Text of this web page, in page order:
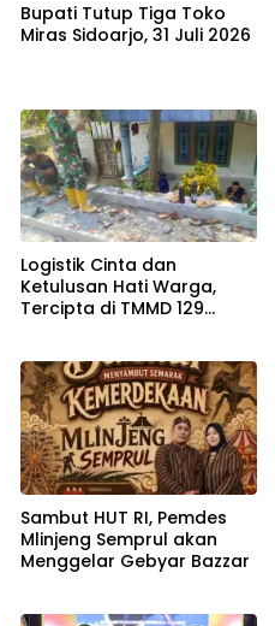
Bupati Tutup Tiga Toko
Miras Sidoarjo, 31 Juli 2026
Logistik Cinta dan
Ketulusan Hati Warga,
Tercipta di TMMD 129
Sambut HUT RI, Pemdes
Mlinjeng Semprul akan
Menggelar Gebyar Bazzar